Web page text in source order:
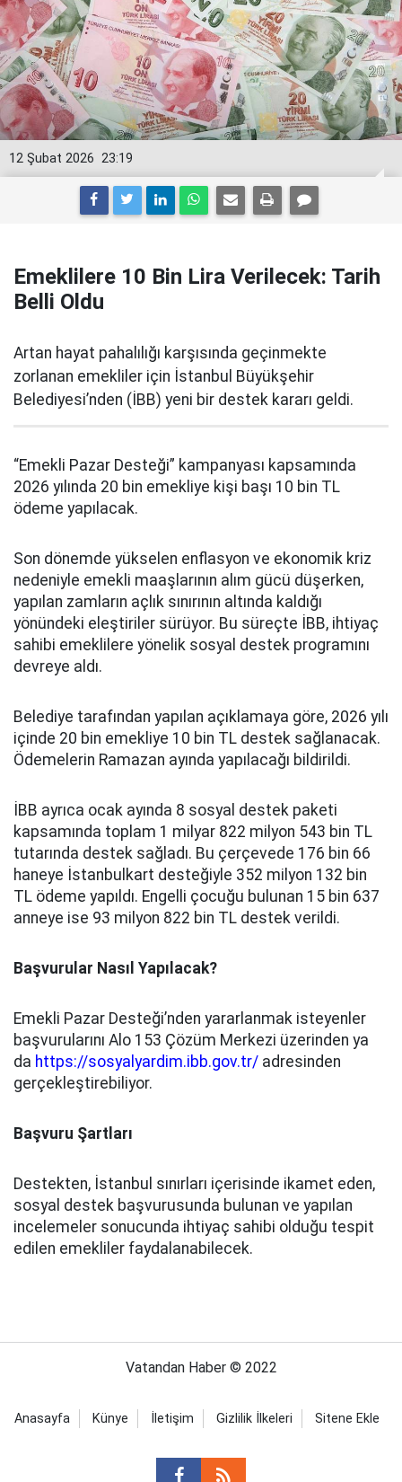
23:19
12 Şubat 2026
Emeklilere 10 Bin Lira Verilecek: Tarih
Belli Oldu
Artan hayat pahalılığı karşısında geçinmekte
zorlanan emekliler için İstanbul Büyükşehir
Belediyesi’nden (İBB) yeni bir destek kararı geldi.
“Emekli Pazar Desteği” kampanyası kapsamında
2026 yılında 20 bin emekliye kişi başı 10 bin TL
ödeme yapılacak.
Son dönemde yükselen enflasyon ve ekonomik kriz
nedeniyle emekli maaşlarının alım gücü düşerken,
yapılan zamların açlık sınırının altında kaldığı
yönündeki eleştiriler sürüyor. Bu süreçte İBB, ihtiyaç
sahibi emeklilere yönelik sosyal destek programını
devreye aldı.
Belediye tarafından yapılan açıklamaya göre, 2026 yılı
içinde 20 bin emekliye 10 bin TL destek sağlanacak.
Ödemelerin Ramazan ayında yapılacağı bildirildi.
İBB ayrıca ocak ayında 8 sosyal destek paketi
kapsamında toplam 1 milyar 822 milyon 543 bin TL
tutarında destek sağladı. Bu çerçevede 176 bin 66
haneye İstanbulkart desteğiyle 352 milyon 132 bin
TL ödeme yapıldı. Engelli çocuğu bulunan 15 bin 637
anneye ise 93 milyon 822 bin TL destek verildi.
Başvurular Nasıl Yapılacak?
Emekli Pazar Desteği’nden yararlanmak isteyenler
başvurularını Alo 153 Çözüm Merkezi üzerinden ya
da https://sosyalyardim.ibb.gov.tr/ adresinden
gerçekleştirebiliyor.
Başvuru Şartları
Destekten, İstanbul sınırları içerisinde ikamet eden,
sosyal destek başvurusunda bulunan ve yapılan
incelemeler sonucunda ihtiyaç sahibi olduğu tespit
edilen emekliler faydalanabilecek.
Vatandan Haber © 2022
Anasayfa Künye İletişim Gizlilik İlkeleri Sitene Ekle